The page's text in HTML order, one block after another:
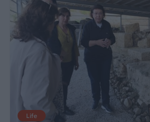
Life